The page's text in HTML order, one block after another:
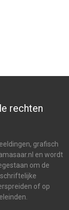
rechten
grafisch
en wordt
om de
of op